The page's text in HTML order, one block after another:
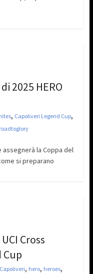
2025 HERO
, Capoliveri Legend Cup,
roadtoglory
assegnerà la Coppa del
si preparano
Cross
Capoliveri, hero, heroes,